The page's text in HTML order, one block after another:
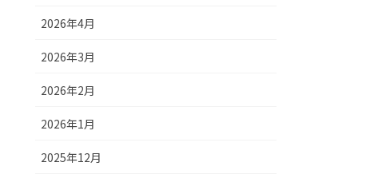
2026年4月
2026年3月
2026年2月
2026年1月
2025年12月